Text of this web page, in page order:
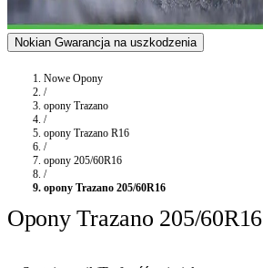
Nokian Gwarancja na uszkodzenia
Nowe Opony
/
opony Trazano
/
opony Trazano R16
/
opony 205/60R16
/
opony Trazano 205/60R16
Opony Trazano 205/60R16